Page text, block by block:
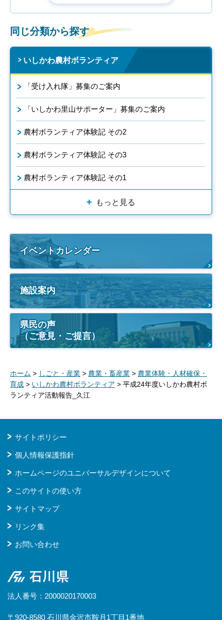
同じ分類から探す
いしかわ農村ボランティア
「受け入れ隊」募集のご案内
「いしかわ里山サポーター」募集のご案内
農村ボランティア体験記 その2
農村ボランティア体験記 その3
農村ボランティア体験記 その1
もっと見る
イベントカレンダー
施設案内
県民の声
（ご意見・ご提言）
ホーム > しごと・産業 > 農業・畜産業 > 農業体験・人材確保・
育成 > いしかわ農村ボランティア > 平成24年度いしかわ農村ボ
ランティア活動報告_久江
サイトポリシー
個人情報保護指針
ホームページのユニバーサルデザインについて
このサイトの使い方
サイトマップ
リンク集
お問い合わせ
石川県
法人番号：2000020170003
〒920-8580 石川県金沢市鞍月1丁目1番地